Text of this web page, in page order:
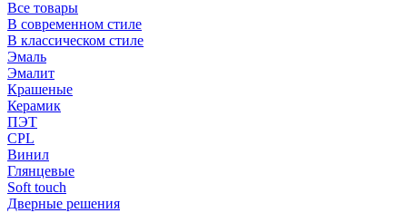
Все товары
В современном стиле
В классическом стиле
Эмаль
Эмалит
Крашеные
Керамик
ПЭТ
CPL
Винил
Глянцевые
Soft touch
Дверные решения